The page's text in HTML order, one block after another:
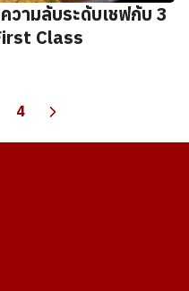
วามลับระดับเชฟกับ 3
Class
4